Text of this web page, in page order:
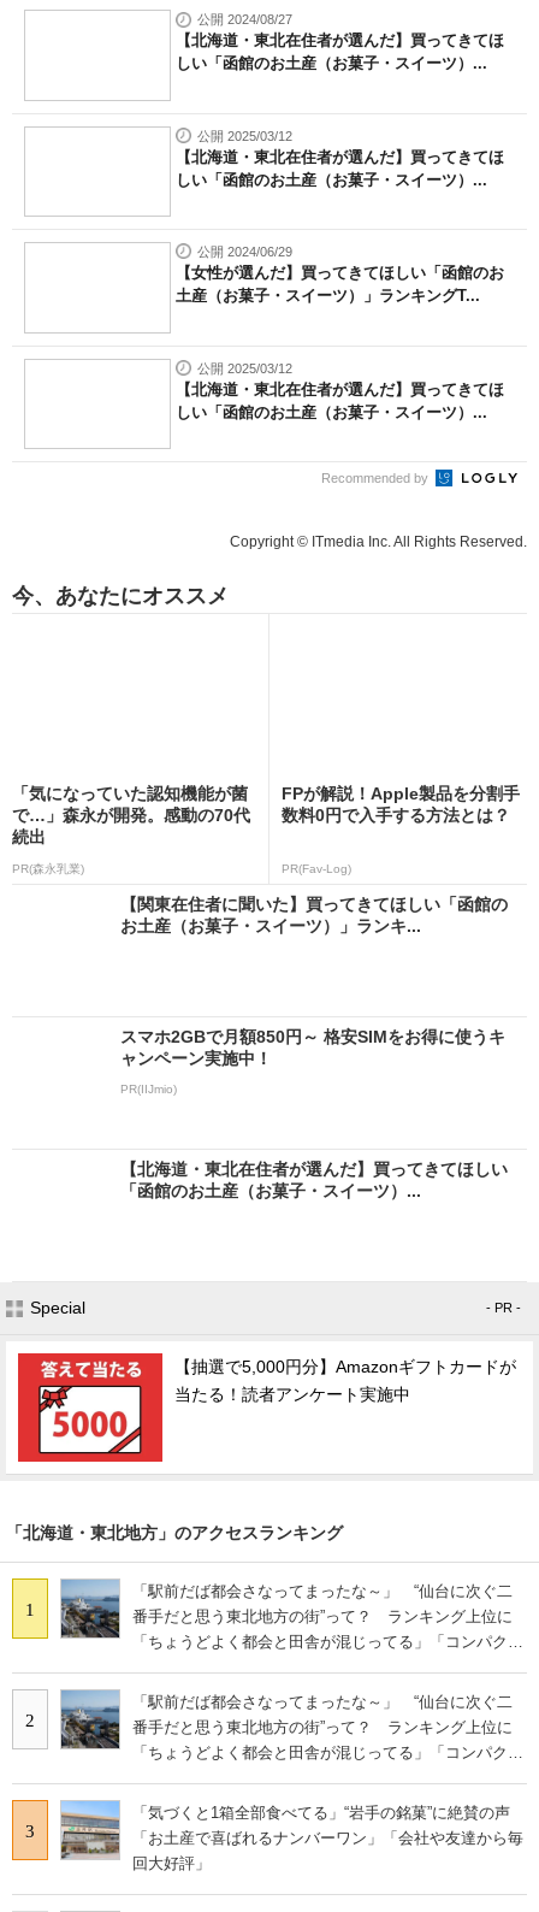
公開 2024/08/27
【北海道・東北在住者が選んだ】買ってきてほ
しい「函館のお土産（お菓子・スイーツ）...
公開 2025/03/12
【北海道・東北在住者が選んだ】買ってきてほ
しい「函館のお土産（お菓子・スイーツ）...
公開 2024/06/29
【女性が選んだ】買ってきてほしい「函館のお
土産（お菓子・スイーツ）」ランキングT...
公開 2025/03/12
【北海道・東北在住者が選んだ】買ってきてほ
しい「函館のお土産（お菓子・スイーツ）...
Recommended by
Copyright © ITmedia Inc. All Rights Reserved.
今、あなたにオススメ
「気になっていた認知機能が菌
で…」森永が開発。感動の70代
続出
PR(森永乳業)
FPが解説！Apple製品を分割手
数料0円で入手する方法とは？
PR(Fav-Log)
【関東在住者に聞いた】買ってきてほしい「函館の
お土産（お菓子・スイーツ）」ランキ...
スマホ2GBで月額850円～ 格安SIMをお得に使うキ
ャンペーン実施中！
PR(IIJmio)
【北海道・東北在住者が選んだ】買ってきてほしい
「函館のお土産（お菓子・スイーツ）...
Special - PR -
【抽選で5,000円分】Amazonギフトカードが
当たる！読者アンケート実施中
「北海道・東北地方」のアクセスランキング
1
「駅前だば都会さなってまったな～」 “仙台に次ぐ二
番手だと思う東北地方の街”って？ ランキング上位に
「ちょうどよく都会と田舎が混じってる」「コンパクト
2
「駅前だば都会さなってまったな～」 “仙台に次ぐ二
番手だと思う東北地方の街”って？ ランキング上位に
「ちょうどよく都会と田舎が混じってる」「コンパクト
3
「気づくと1箱全部食べてる」“岩手の銘菓”に絶賛の声
「お土産で喜ばれるナンバーワン」「会社や友達から毎
回大好評」